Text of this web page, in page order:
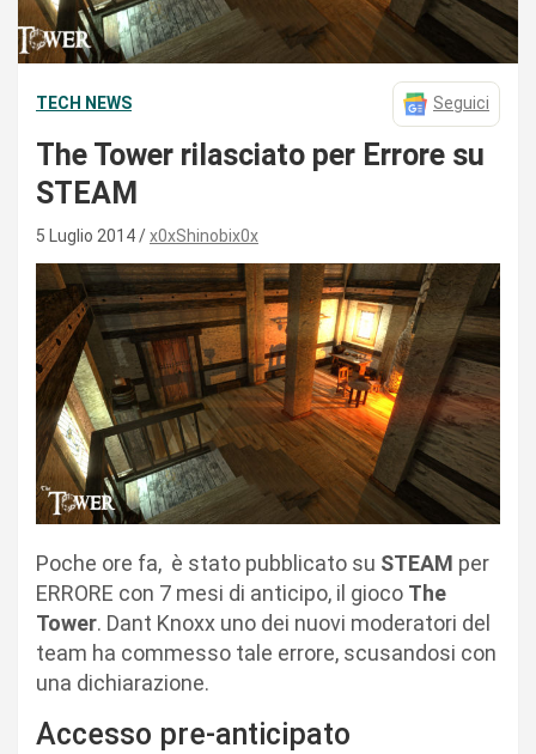
TECH NEWS Seguici
The Tower rilasciato per Errore su
STEAM
5 Luglio 2014 x0xShinobix0x
Poche ore fa, è stato pubblicato su STEAM per
ERRORE con 7 mesi di anticipo, il gioco The
Tower. Dant Knoxx uno dei nuovi moderatori del
team ha commesso tale errore, scusandosi con
una dichiarazione.
Accesso pre-anticipato